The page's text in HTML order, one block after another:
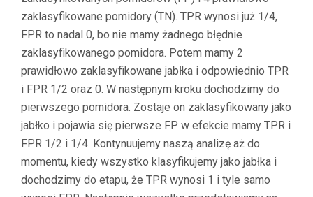
zaklasyfikowane pomidory (TN). TPR wynosi już 1/4,
FPR to nadal 0, bo nie mamy żadnego błędnie
zaklasyfikowanego pomidora. Potem mamy 2
prawidłowo zaklasyfikowane jabłka i odpowiednio TPR
i FPR 1/2 oraz 0. W następnym kroku dochodzimy do
pierwszego pomidora. Zostaje on zaklasyfikowany jako
jabłko i pojawia się pierwsze FP w efekcie mamy TPR i
FPR 1/2 i 1/4. Kontynuujemy naszą analizę aż do
momentu, kiedy wszystko klasyfikujemy jako jabłka i
dochodzimy do etapu, że TPR wynosi 1 i tyle samo